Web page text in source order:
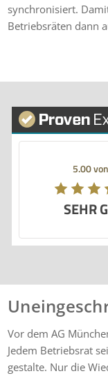
synchronisiert.
Betriebsräten dann
5.00 von 5
SEHR
Vor dem AG
Jedem Betriebsrat
gestalte. Nur die